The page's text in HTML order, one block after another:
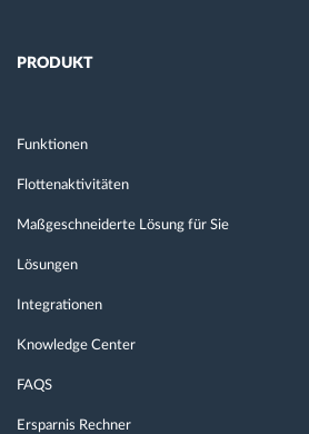
PRODUKT
Funktionen
Flottenaktivitäten
Maßgeschneiderte Lösung für Sie
Lösungen
Integrationen
Knowledge Center
FAQS
Ersparnis Rechner